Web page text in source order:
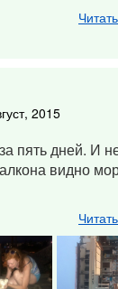
2015
пять дней.
видно